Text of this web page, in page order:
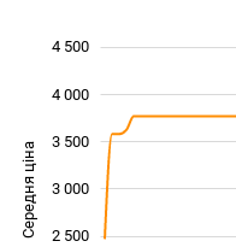
Середня ціна 1 000
2 500
3 000
3 500
4 000
4 500